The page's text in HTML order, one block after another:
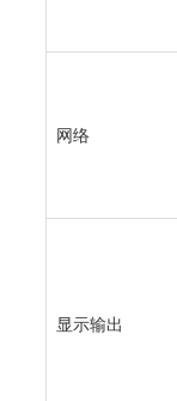
网络
显示输出